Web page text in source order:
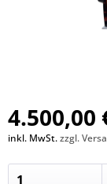
4.500,00
inkl. MwSt.zzgl.